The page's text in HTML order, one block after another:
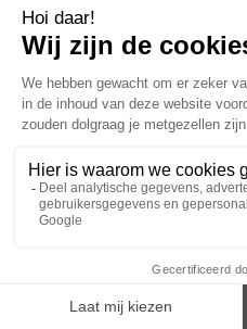
Voedingssupplement dat moet worden
evenwichtige voeding en een gezonde
overschrijden. Enkel voor